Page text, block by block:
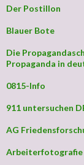
Der Postillon
Blauer Bote
Die
Propaganda in
0815-Info
911 untersuchen
AG
Arbeiterfotografie